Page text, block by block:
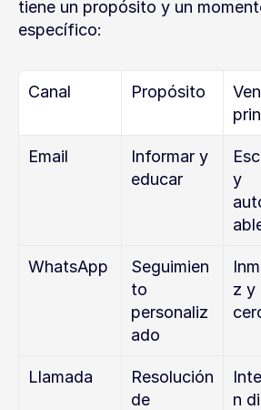
tiene un propósito y un
específico:
Canal Propósito
Email
Informar y
educar
y
WhatsApp
Seguimien
to
personaliz
ado
z y
Llamada
Resolución
de
n